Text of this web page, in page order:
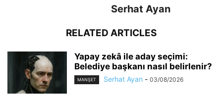
Serhat Ayan
RELATED ARTICLES
Yapay zekâ ile aday seçimi:
Belediye başkanı nasıl belirlenir?
MANŞET Serhat Ayan - 03/08/2026